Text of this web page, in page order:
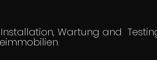
Wartung and